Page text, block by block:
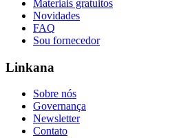
Materiais gratuitos
Novidades
FAQ
Sou fornecedor
Linkana
Sobre nós
Governança
Newsletter
Contato